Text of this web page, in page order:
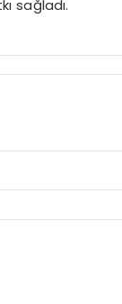
sağladı.